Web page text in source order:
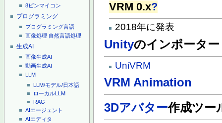
8ピンマイコン
プログラミング
プログラミング言語
画像処理 自然言語処理
生成AI
画像生成AI
動画生成AI
LLM
LLM/モデル/日本語
ローカルLLM
RAG
AIエージェント
AIエディタ
VRM 0.x?
2018年に発表
Unityのインポータ
UniVRM
VRM Animation
3Dアバター作成ツー